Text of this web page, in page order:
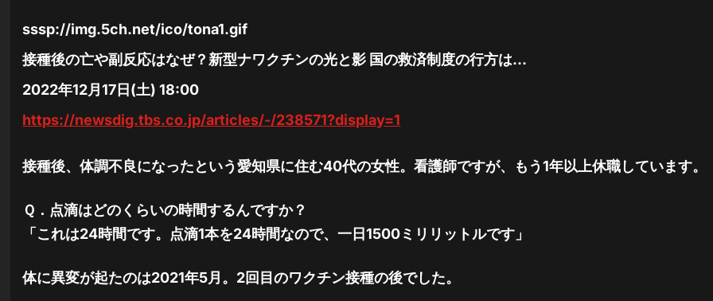
sssp://img.5ch.net/ico/tona1.gif
接種後の亡や副反応はなぜ？新型ナワクチンの光と影 国の救済制度の行方は…
2022年12月17日(土) 18:00
https://newsdig.tbs.co.jp/articles/-/238571?display=1
接種後、体調不良になったという愛知県に住む40代の女性。看護師ですが、もう1年以上休職しています。
Ｑ．点滴はどのくらいの時間するんですか？
「これは24時間です。点滴1本を24時間なので、一日1500ミリリットルです」
体に異変が起たのは2021年5月。2回目のワクチン接種の後でした。